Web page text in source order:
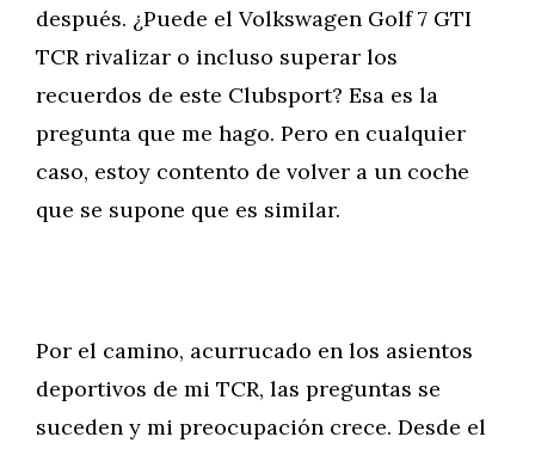
después. ¿Puede el Volkswagen Golf 7 GTI
TCR rivalizar o incluso superar los
recuerdos de este Clubsport? Esa es la
pregunta que me hago. Pero en cualquier
caso, estoy contento de volver a un coche
que se supone que es similar.
Por el camino, acurrucado en los asientos
deportivos de mi TCR, las preguntas se
suceden y mi preocupación crece. Desde el